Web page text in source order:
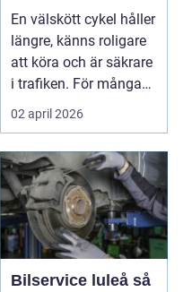
din cykel
En välskött cykel håller
längre, känns roligare
att köra och är säkrare
i trafiken. För många
som cy...
02 april 2026
Bilservice luleå så